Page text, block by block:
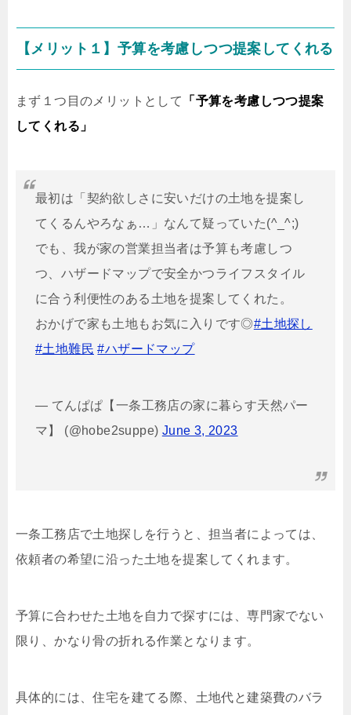
【メリット１】予算を考慮しつつ提案してくれる
まず１つ目のメリットとして
「予算を考慮しつつ提案
してくれる」
最初は「契約欲しさに安いだけの土地を提案し
てくるんやろなぁ…」なんて疑っていた(^_^;)
でも、我が家の営業担当者は予算も考慮しつ
つ、ハザードマップで安全かつライフスタイル
に合う利便性のある土地を提案してくれた。
おかげで家も土地もお気に入りです◎#土地探し
#土地難民 #ハザードマップ
— てんぱぱ【一条工務店の家に暮らす天然パー
マ】 (@hobe2suppe) June 3, 2023
一条工務店で土地探しを行うと、担当者によっては、
依頼者の希望に沿った土地を提案してくれます。
予算に合わせた土地を自力で探すには、専門家でない
限り、かなり骨の折れる作業となります。
具体的には、住宅を建てる際、土地代と建築費のバラ